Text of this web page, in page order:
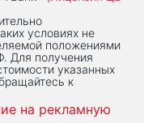
условиях не
положениями
Для получения
указанных
к
на рекламную